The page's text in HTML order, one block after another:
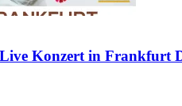
Konzert in Frankfurt